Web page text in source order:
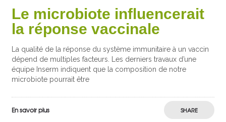
Le microbiote influencerait
la réponse vaccinale
La qualité de la réponse du système immunitaire à un vaccin
dépend de multiples facteurs. Les derniers travaux d’une
équipe Inserm indiquent que la composition de notre
microbiote pourrait être
En savoir plus SHARE